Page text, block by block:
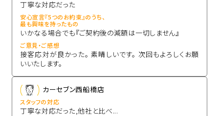
丁寧な対応だった
安心宣言『5つのお約束』のうち、
最も興味を持ったもの
いかなる場合でも『ご契約後の減額は一切しません』
ご意見・ご感想
接客応対が良かった。 素晴しいです。 次回もよろしくお願
いいたします。
カーセブン西船橋店
スタッフの対応
丁寧な対応だった,他社と比べ...